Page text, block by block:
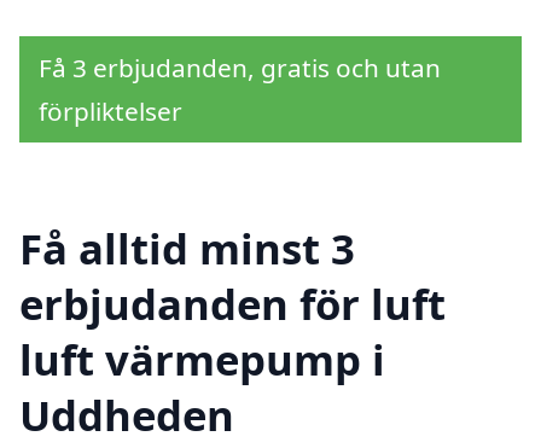
Få 3 erbjudanden, gratis och utan
förpliktelser
Få alltid minst 3
erbjudanden för luft
luft värmepump i
Uddheden